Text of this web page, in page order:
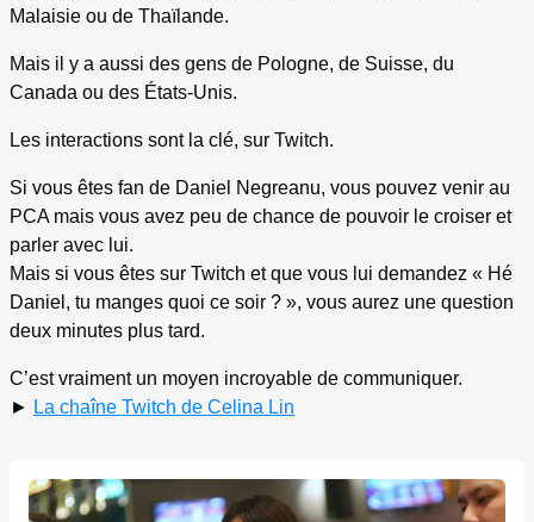
Malaisie ou de Thaïlande.
Mais il y a aussi des gens de Pologne, de Suisse, du
Canada ou des États-Unis.
Les interactions sont la clé, sur Twitch.
Si vous êtes fan de Daniel Negreanu, vous pouvez venir au
PCA mais vous avez peu de chance de pouvoir le croiser et
parler avec lui.
Mais si vous êtes sur Twitch et que vous lui demandez « Hé
Daniel, tu manges quoi ce soir ? », vous aurez une question
deux minutes plus tard.
C’est vraiment un moyen incroyable de communiquer.
► La chaîne Twitch de Celina Lin